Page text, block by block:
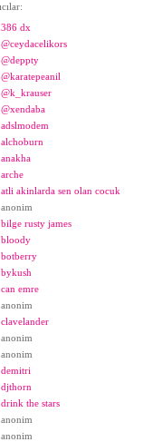
386 dx
@ceydacelikors
@deppty
@karatepeanil
@k_krauser
@xendaba
adslmodem
alchoburn
anakha
arche
atli akinlarda sen olan cocuk
anonim
bilge rusty james
bloody
botberry
bykush
can emre
anonim
clavelander
anonim
anonim
demitri
djthorn
drink the stars
anonim
anonim